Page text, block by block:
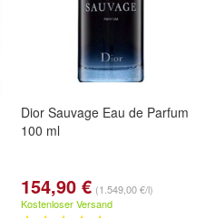
Dior Sauvage Eau de Parfum
100 ml
154,90 € (1.549,00 €/l)
Kostenloser Versand